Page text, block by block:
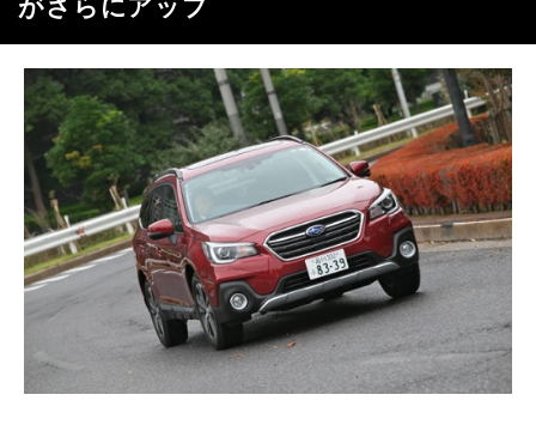
がさらにアップ